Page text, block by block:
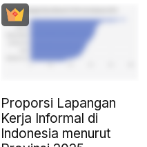
Proporsi Lapangan
Kerja Informal di
Indonesia menurut